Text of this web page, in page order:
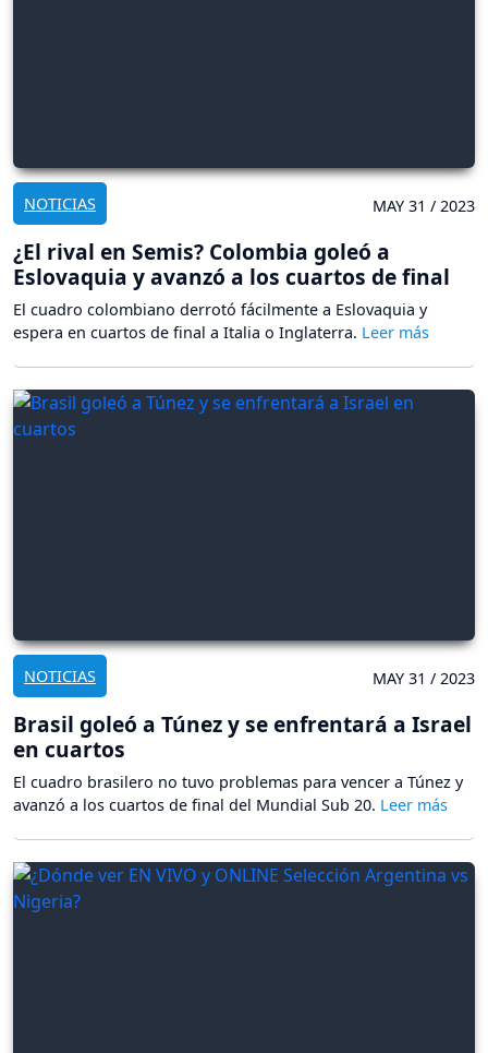
NOTICIAS MAY 31 / 2023
¿El rival en Semis? Colombia goleó a
Eslovaquia y avanzó a los cuartos de final
El cuadro colombiano derrotó fácilmente a Eslovaquia y
espera en cuartos de final a Italia o Inglaterra.
NOTICIAS MAY 31 / 2023
Brasil goleó a Túnez y se enfrentará a Israel
en cuartos
El cuadro brasilero no tuvo problemas para vencer a Túnez y
avanzó a los cuartos de final del Mundial Sub 20.